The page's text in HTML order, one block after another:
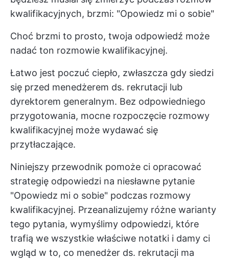
kwalifikacyjnych, brzmi: "Opowiedz mi o sobie"
Choć brzmi to prosto, twoja odpowiedź może
nadać ton rozmowie kwalifikacyjnej.
Łatwo jest poczuć ciepło, zwłaszcza gdy siedzi
się przed menedżerem ds. rekrutacji lub
dyrektorem generalnym. Bez odpowiedniego
przygotowania, mocne rozpoczęcie rozmowy
kwalifikacyjnej może wydawać się
przytłaczające.
Niniejszy przewodnik pomoże ci opracować
strategię odpowiedzi na niesławne pytanie
"Opowiedz mi o sobie" podczas rozmowy
kwalifikacyjnej. Przeanalizujemy różne warianty
tego pytania, wymyślimy odpowiedzi, które
trafią we wszystkie właściwe notatki i damy ci
wgląd w to, co menedżer ds. rekrutacji ma